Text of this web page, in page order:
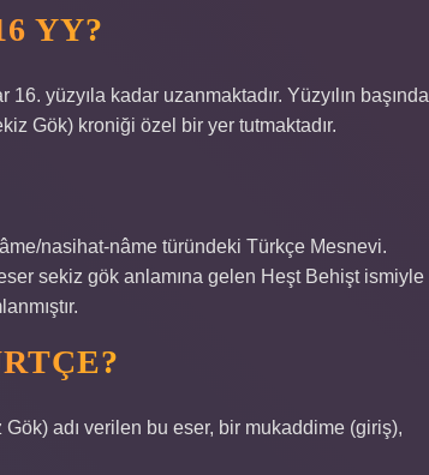
YY?
yüzyıla kadar uzanmaktadır. Yüzyılın başında
Gök) kroniği özel bir yer tutmaktadır.
nasihat-nâme türündeki Türkçe Mesnevi.
sekiz gök anlamına gelen Heşt Behişt ismiyle
Gök) adı verilen bu eser, bir mukaddime (giriş),